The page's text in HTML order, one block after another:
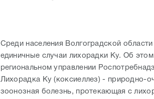
Среди населения Волгоградской
единичные случаи лихорадки Ку. Об этом
региональном управлении
Лихорадка Ку (коксиеллез) - природно-
зоонозная болезнь, протекающая с